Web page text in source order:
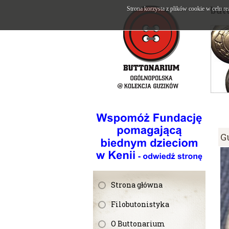
Strona główna
Filobutonistyka
O Buttonarium
Strona korzysta z plików cookie w celu